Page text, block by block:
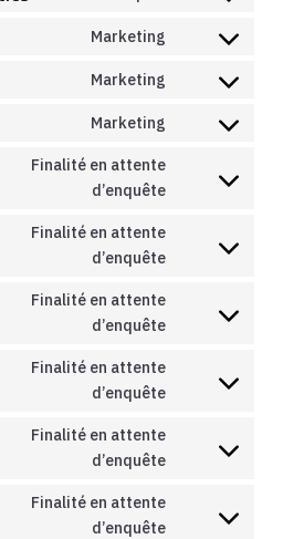
wordpress
Consent
google-
Marketing
Consent
google-
Marketing
Consent
Marketing
Consent
service
Finalité en attente
d’enquête
Consent
service
Finalité en attente
d’enquête
Consent
service
Finalité en attente
d’enquête
Consent
service
Finalité en attente
d’enquête
Consent
service
Finalité en attente
d’enquête
Consent
service
Finalité en attente
d’enquête
Consent